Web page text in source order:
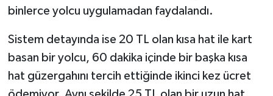
binlerce yolcu uygulamadan faydalandı.
Sistem detayında ise 20 TL olan kısa hat ile kart
basan bir yolcu, 60 dakika içinde bir başka kısa
hat güzergahını tercih ettiğinde ikinci kez ücret